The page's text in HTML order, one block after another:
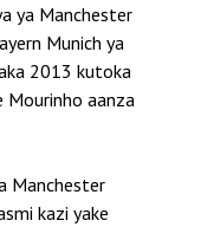
ya Manchester
Munich ya
2013 kutoka
Mourinho aanza
Manchester
kazi yake